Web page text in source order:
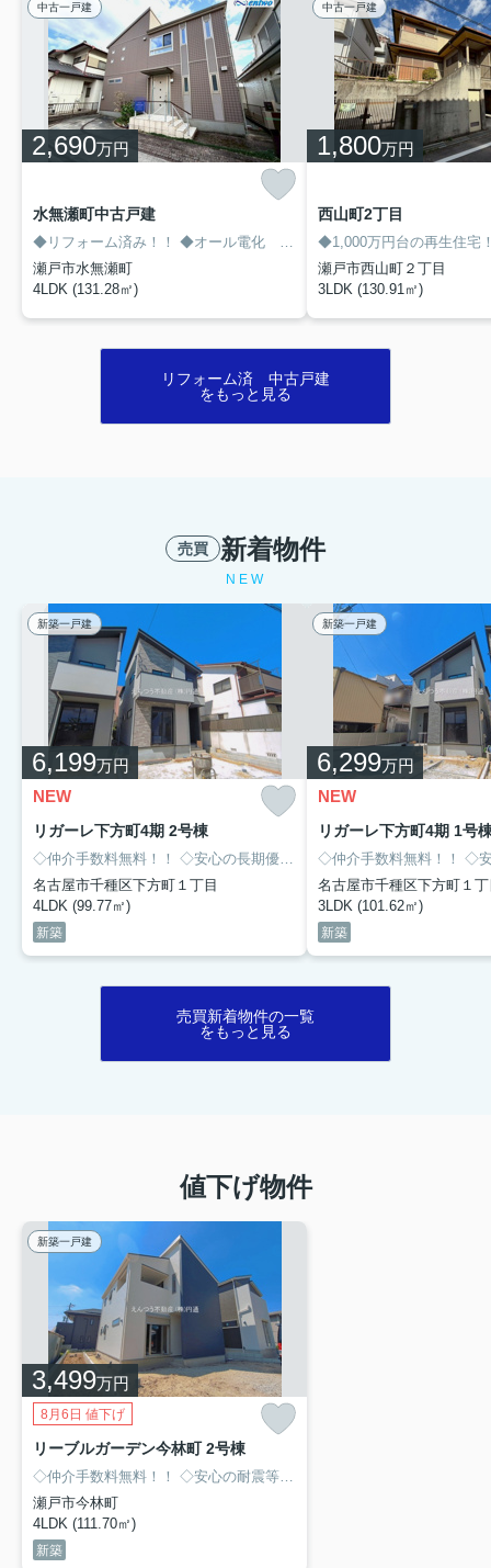
中古一戸建
2,690万円
水無瀬町中古戸建
◆リフォーム済み！！ ◆オール電化 太陽光発電付き
◆遊び心満載の
瀬戸市水無瀬町
4LDK (131.28㎡)
中古一戸建
1,800万円
西山町2丁目
◆1,000万円台の再生住宅
瀬戸市西山町２丁目
3LDK (130.91㎡)
リフォーム済 中古戸建
をもっと見る
売買 新着物件
NEW
新築一戸建
6,199万円
NEW
リガーレ下方町4期 2号棟
◇仲介手数料無料！！ ◇安心の長期優良住宅！！ ◇４LDK！！ ◇市営
名古屋市千種区下方町１丁目
4LDK (99.77㎡)
新築
新築一戸建
6,299万円
NEW
リガーレ下方町4期 1号
◇仲介手数料無料！！
◇安心
名古屋市千種区下方町１
3LDK (101.62㎡)
新築
売買新着物件の一覧
をもっと見る
値下げ物件
新築一戸建
3,499万円
8月6日 値下げ
リーブルガーデン今林町 2号棟
◇仲介手数料無料！！ ◇安心の耐震等級3取得！！
瀬戸市今林町
4LDK (111.70㎡)
新築